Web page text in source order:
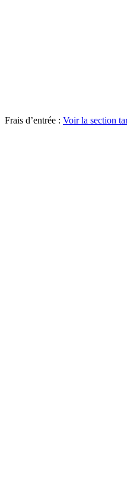
Frais d’entrée : Voir la section